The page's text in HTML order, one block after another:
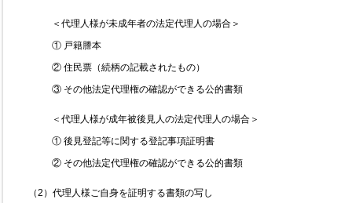
＜代理人様が未成年者の法定代理人の場合＞
① 戸籍謄本
② 住民票（続柄の記載されたもの）
③ その他法定代理権の確認ができる公的書類
＜代理人様が成年被後見人の法定代理人の場合＞
① 後見登記等に関する登記事項証明書
② その他法定代理権の確認ができる公的書類
（2）代理人様ご自身を証明する書類の写し